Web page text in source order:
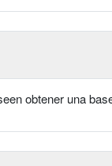
obtener una